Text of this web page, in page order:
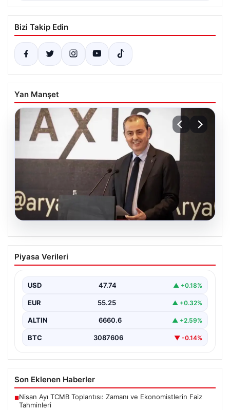
Bizi Takip Edin
Yan Manşet
07.08.2026
İş Bankası Yönetiminde Sürpriz
Değişiklik: Hakan Aran Görevini
Türkiye'nin köklü bankalarından İş Bankası'nda yönetim
Bankanın uzun…
Piyasa Verileri
USD 47.74 ▲ +0.18%
EUR 55.25 ▲ +0.32%
ALTIN 6660.6 ▲ +2.59%
BTC 3087606 ▼ -0.14%
Son Eklenen Haberler
■Nisan Ayı TCMB Toplantısı: Zamanı ve Ekonomistlerin Faiz
Tahminleri